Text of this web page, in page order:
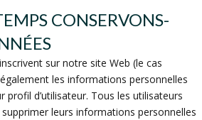
CONSERVONS-
sur notre site Web (le cas
les informations personnelles
profil d’utilisateur. Tous les utilisateurs
leurs informations personnelles